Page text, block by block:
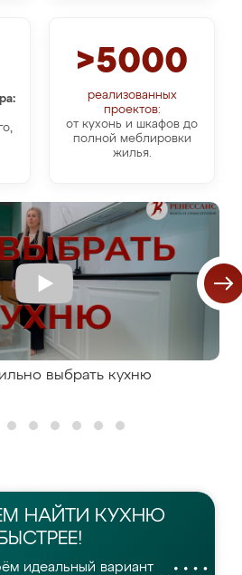
>5000
реализованных
проектов:
от кухонь и шкафов до
полной меблировки
жилья.
выбрать кухню
НАЙТИ КУХНЮ
БЫСТРЕЕ!
идеальный вариант